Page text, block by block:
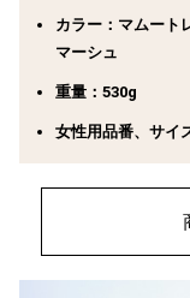
カラー：マムート
マーシュ
重量：530g
女性用品番、サイ